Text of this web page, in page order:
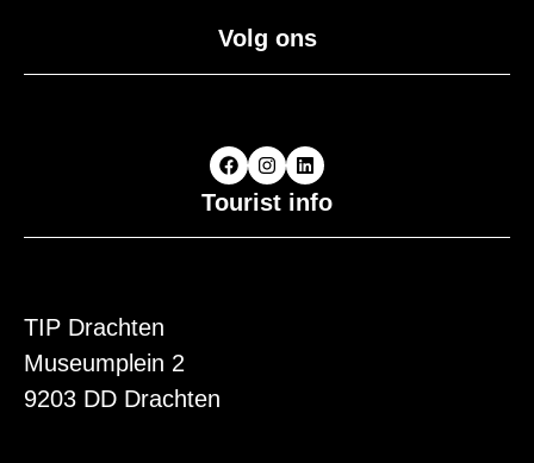
Volg ons
Tourist info
TIP Drachten
Museumplein 2
9203 DD Drachten